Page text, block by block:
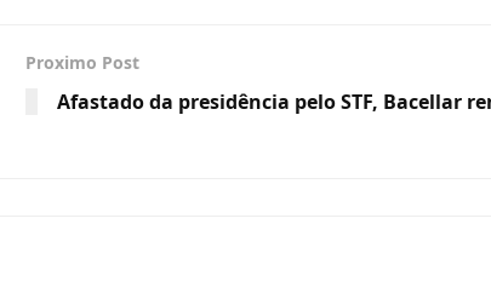
Proximo Post
Afastado da presidência pelo STF, Bacellar